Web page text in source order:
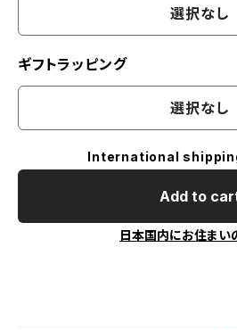
選択なし
ギフトラッピング
選択なし
International
Add to
日本国内にお住まい